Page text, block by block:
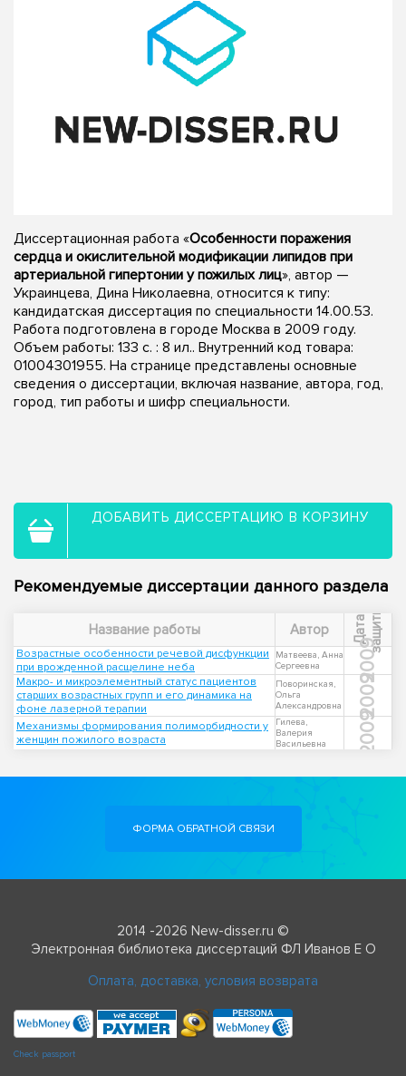
Диссертационная работа «Особенности поражения
сердца и окислительной модификации липидов при
артериальной гипертонии у пожилых лиц», автор —
Украинцева, Дина Николаевна, относится к типу:
кандидатская диссертация по специальности 14.00.53.
Работа подготовлена в городе Москва в 2009 году.
Объем работы: 133 с. : 8 ил.. Внутренний код товара:
01004301955. На странице представлены основные
сведения о диссертации, включая название, автора, год,
город, тип работы и шифр специальности.
ДОБАВИТЬ ДИССЕРТАЦИЮ В КОРЗИНУ
Рекомендуемые диссертации данного раздела
Название работы Автор Д
а
т
а
з
а
щ
и
ты
Возрастные особенности речевой дисфункции
при врожденной расщелине неба
Матвеева, Анна
Сергеевна
2009
Макро- и микроэлементный статус пациентов
старших возрастных групп и его динамика на
фоне лазерной терапии
Поворинская,
Ольга
Александровна
2009
Механизмы формирования полиморбидности у
женщин пожилого возраста
Гилева,
Валерия
Васильевна
2009
ФОРМА ОБРАТНОЙ СВЯЗИ
2014 -2026 New-disser.ru ©
Электронная библиотека диссертаций ФЛ Иванов Е О
Оплата, доставка, условия возврата
Check passport